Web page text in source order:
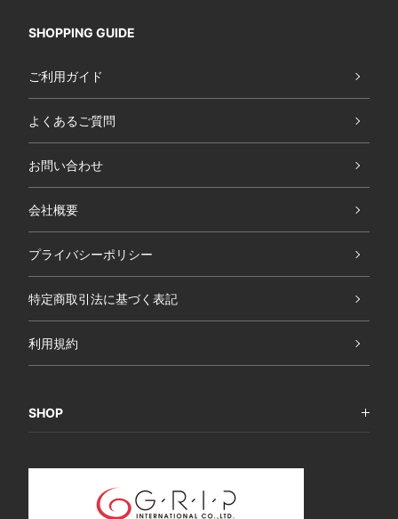
SHOPPING GUIDE
ご利用ガイド
よくあるご質問
お問い合わせ
会社概要
プライバシーポリシー
特定商取引法に基づく表記
利用規約
SHOP